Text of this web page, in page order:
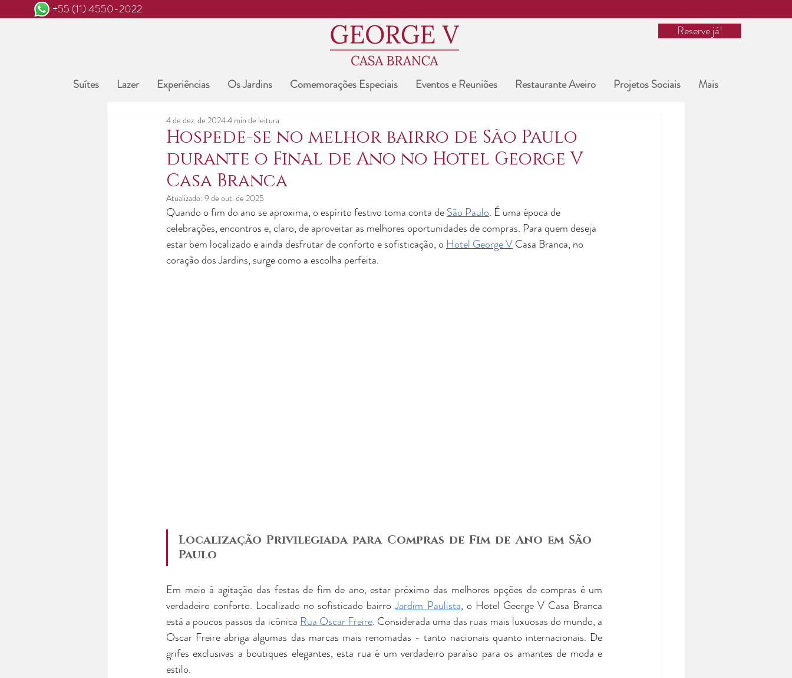
Reserve já!
+55 (11) 4550-2022
Suítes Lazer Experiências Os Jardins Comemorações Especiais Eventos e Reuniões Restaurante Aveiro Projetos Sociais Mais
Hospede-se no melhor bairro de São Paulo
durante o Final de Ano no Hotel George V
Casa Branca
4 de dez. de 20244 min de leitura
Atualizado: 9 de out. de 2025
Quando o fim do ano se aproxima, o espírito festivo toma conta de São Paulo. É uma época de
celebrações, encontros e, claro, de aproveitar as melhores oportunidades de compras. Para quem deseja
estar bem localizado e ainda desfrutar de conforto e sofisticação, o Hotel George V Casa Branca, no
coração dos Jardins, surge como a escolha perfeita.
Localização Privilegiada para Compras de Fim de Ano em São
Paulo
Em meio à agitação das festas de fim de ano, estar próximo das melhores opções de compras é um
verdadeiro conforto. Localizado no sofisticado bairro Jardim Paulista, o Hotel George V Casa Branca
está a poucos passos da icônica Rua Oscar Freire. Considerada uma das ruas mais luxuosas do mundo, a
Oscar Freire abriga algumas das marcas mais renomadas - tanto nacionais quanto internacionais. De
grifes exclusivas a boutiques elegantes, esta rua é um verdadeiro paraíso para os amantes de moda e
estilo.